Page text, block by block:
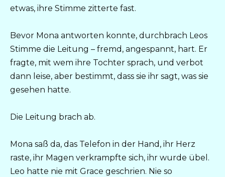
etwas, ihre Stimme zitterte fast.
Bevor Mona antworten konnte, durchbrach Leos
Stimme die Leitung – fremd, angespannt, hart. Er
fragte, mit wem ihre Tochter sprach, und verbot
dann leise, aber bestimmt, dass sie ihr sagt, was sie
gesehen hatte.
Die Leitung brach ab.
Mona saß da, das Telefon in der Hand, ihr Herz
raste, ihr Magen verkrampfte sich, ihr wurde übel.
Leo hatte nie mit Grace geschrien. Nie so